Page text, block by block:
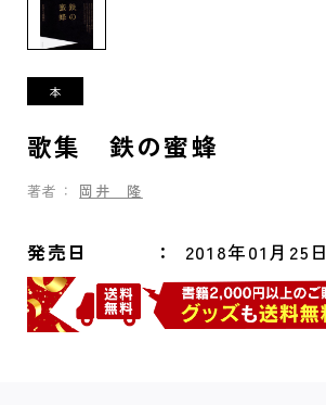
歌集 鉄の蜜蜂
著者： 岡井 隆
発売日 2018年01月25日